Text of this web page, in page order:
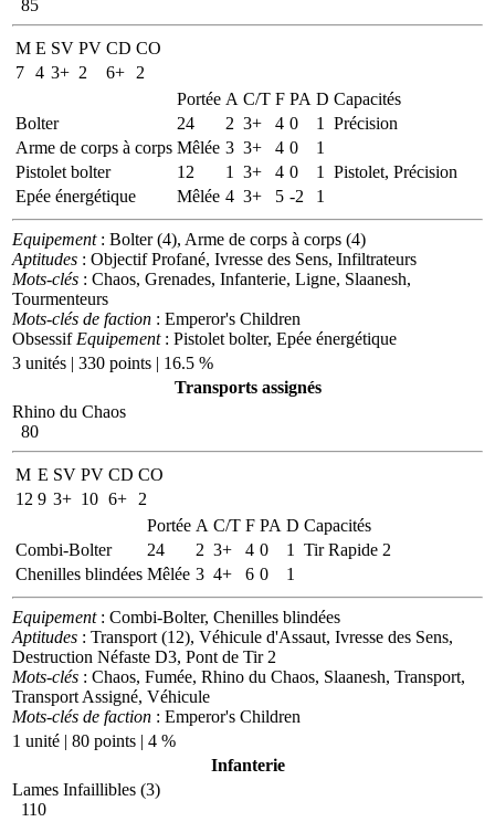
85
M E SV PV CD CO
7 4 3+ 2 6+
2
Portée A C/T F PA D Capacités
Bolter
24 2 3+ 4 0 1
Précision
Arme de corps à corps Mêlée 3 3+ 4 0
1
Pistolet bolter
12 1 3+ 4 0 1
Pistolet, Précision
Epée énergétique
Mêlée 4 3+ 5 -2 1
Equipement: Bolter (4), Arme de corps à corps (4)
Aptitudes : Objectif Profané, Ivresse des Sens, Infiltrateurs
Mots-clés : Chaos, Grenades, Infanterie, Ligne, Slaanesh,
Tourmenteurs
Mots-clés de faction : Emperor's Children
Obsessif Equipement: Pistolet bolter, Epée énergétique
3 unités | 330 points | 16.5 %
Transports assignés
Rhino du Chaos
80
M E SV PV CD CO
12 9 3+ 10 6+
2
Portée A C/T F PA D Capacités
Combi-Bolter
24 2 3+ 4 0 1
Tir Rapide 2
Chenilles blindées Mêlée 3 4+ 6 0 1
Equipement: Combi-Bolter, Chenilles blindées
Aptitudes : Transport (12), Véhicule d'Assaut, Ivresse des Sens,
Destruction Néfaste D3, Pont de Tir 2
Mots-clés : Chaos, Fumée, Rhino du Chaos, Slaanesh, Transport,
Transport Assigné, Véhicule
Mots-clés de faction : Emperor's Children
1 unité | 80 points | 4 %
Infanterie
Lames Infaillibles (3)
110